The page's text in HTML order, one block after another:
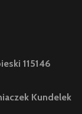
115146
Kundelek